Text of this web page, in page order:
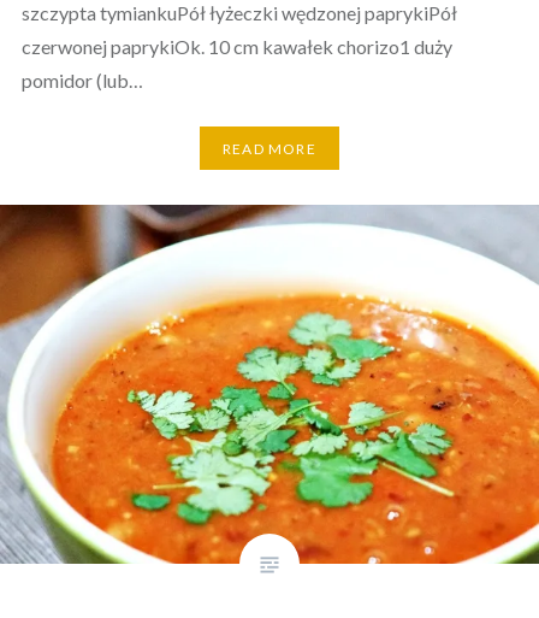
szczypta tymiankuPół łyżeczki wędzonej paprykiPół
czerwonej paprykiOk. 10 cm kawałek chorizo1 duży
pomidor (lub…
READ MORE